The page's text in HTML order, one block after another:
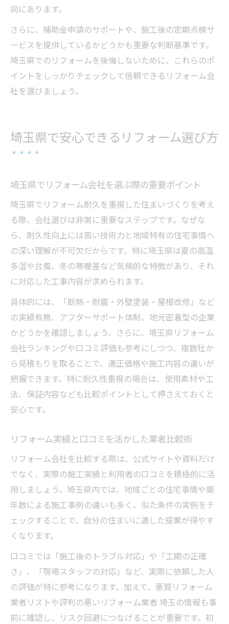
向にあります。
さらに、補助金申請のサポートや、施工後の定期点検サ
ービスを提供しているかどうかも重要な判断基準です。
埼玉県でのリフォームを後悔しないために、これらのポ
イントをしっかりチェックして信頼できるリフォーム会
社を選びましょう。
埼玉県で安心できるリフォーム選び方
埼玉県でリフォーム会社を選ぶ際の重要ポイント
埼玉県でリフォーム耐久を重視した住まいづくりを考え
る際、会社選びは非常に重要なステップです。なぜな
ら、耐久性向上には高い技術力と地域特有の住宅事情へ
の深い理解が不可欠だからです。特に埼玉県は夏の高温
多湿や台風、冬の寒暖差など気候的な特徴があり、それ
に対応した工事内容が求められます。
具体的には、「断熱・耐震・外壁塗装・屋根改修」など
の実績有無、アフターサポート体制、地元密着型の企業
かどうかを確認しましょう。さらに、埼玉県リフォーム
会社ランキングや口コミ評価も参考にしつつ、複数社か
ら見積もりを取ることで、適正価格や施工内容の違いが
把握できます。特に耐久性重視の場合は、使用素材や工
法、保証内容なども比較ポイントとして押さえておくと
安心です。
リフォーム実績と口コミを活かした業者比較術
リフォーム会社を比較する際は、公式サイトや資料だけ
でなく、実際の施工実績と利用者の口コミを積極的に活
用しましょう。埼玉県内では、地域ごとの住宅事情や築
年数による施工事例の違いも多く、似た条件の実例をチ
ェックすることで、自分の住まいに適した提案が得やす
くなります。
口コミでは「施工後のトラブル対応」や「工期の正確
さ」、「現場スタッフの対応」など、実際に依頼した人
の評価が特に参考になります。加えて、悪質リフォーム
業者リストや評判の悪いリフォーム業者 埼玉の情報も事
前に確認し、リスク回避につなげることが重要です。初